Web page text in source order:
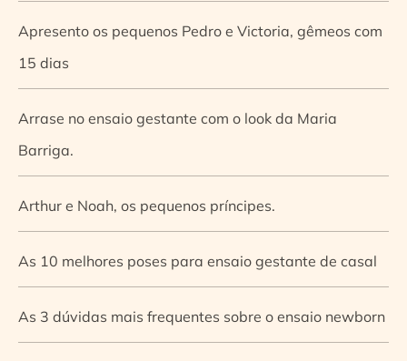
Apresento os pequenos Pedro e Victoria, gêmeos com
15 dias
Arrase no ensaio gestante com o look da Maria
Barriga.
Arthur e Noah, os pequenos príncipes.
As 10 melhores poses para ensaio gestante de casal
As 3 dúvidas mais frequentes sobre o ensaio newborn